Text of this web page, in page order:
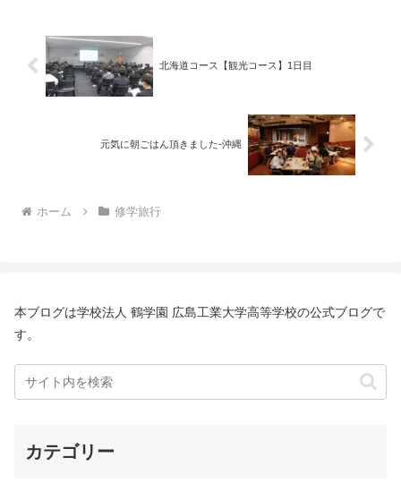
北海道コース【観光コース】1日目
元気に朝ごはん頂きました-沖縄
ホーム 修学旅行
本ブログは学校法人 鶴学園 広島工業大学高等学校の公式ブログで
す。
カテゴリー